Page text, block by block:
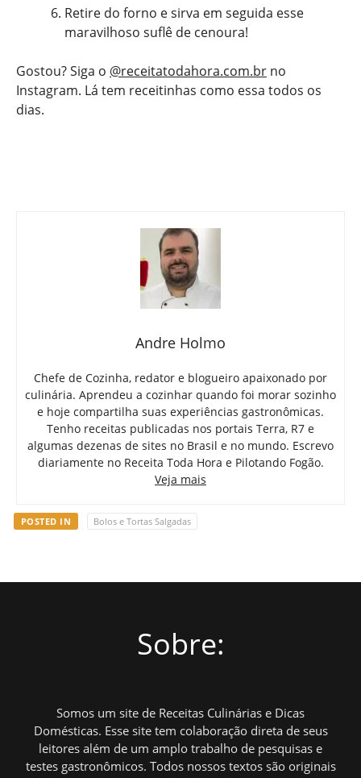
Retire do forno e sirva em seguida esse
maravilhoso suflê de cenoura!
Gostou? Siga o @receitatodahora.com.br no
Instagram. Lá tem receitinhas como essa todos os
dias.
Andre Holmo
Chefe de Cozinha, redator e blogueiro apaixonado por
culinária. Aprendeu a cozinhar quando foi morar sozinho
e hoje compartilha suas experiências gastronômicas.
Tenho receitas publicadas nos portais Terra, R7 e
algumas dezenas de sites no Brasil e no mundo. Escrevo
diariamente no Receita Toda Hora e Pilotando Fogão.
Veja mais
POSTED IN Bolos e Tortas Salgadas
Sobre:
Somos um site de Receitas Culinárias e Dicas
Domésticas. Esse site tem colaboração direta de seus
leitores além de um amplo trabalho de pesquisas e
testes gastronômicos. Todos nossos textos são originais